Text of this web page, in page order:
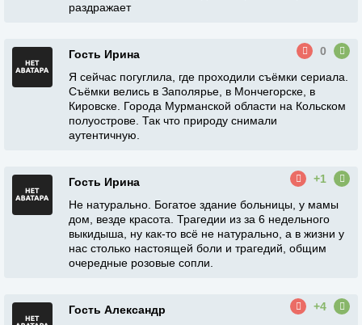
раздражает
Гость Ирина
0
Я сейчас погуглила, где проходили съёмки сериала.
Съёмки велись в Заполярье, в Мончегорске, в
Кировске. Города Мурманской области на Кольском
полуострове. Так что природу снимали
аутентичную.
Гость Ирина
+1
Не натурально. Богатое здание больницы, у мамы
дом, везде красота. Трагедии из за 6 недельного
выкидыша, ну как-то всё не натурально, а в жизни у
нас столько настоящей боли и трагедий, общим
очередные розовые сопли.
Гость Александр
+4